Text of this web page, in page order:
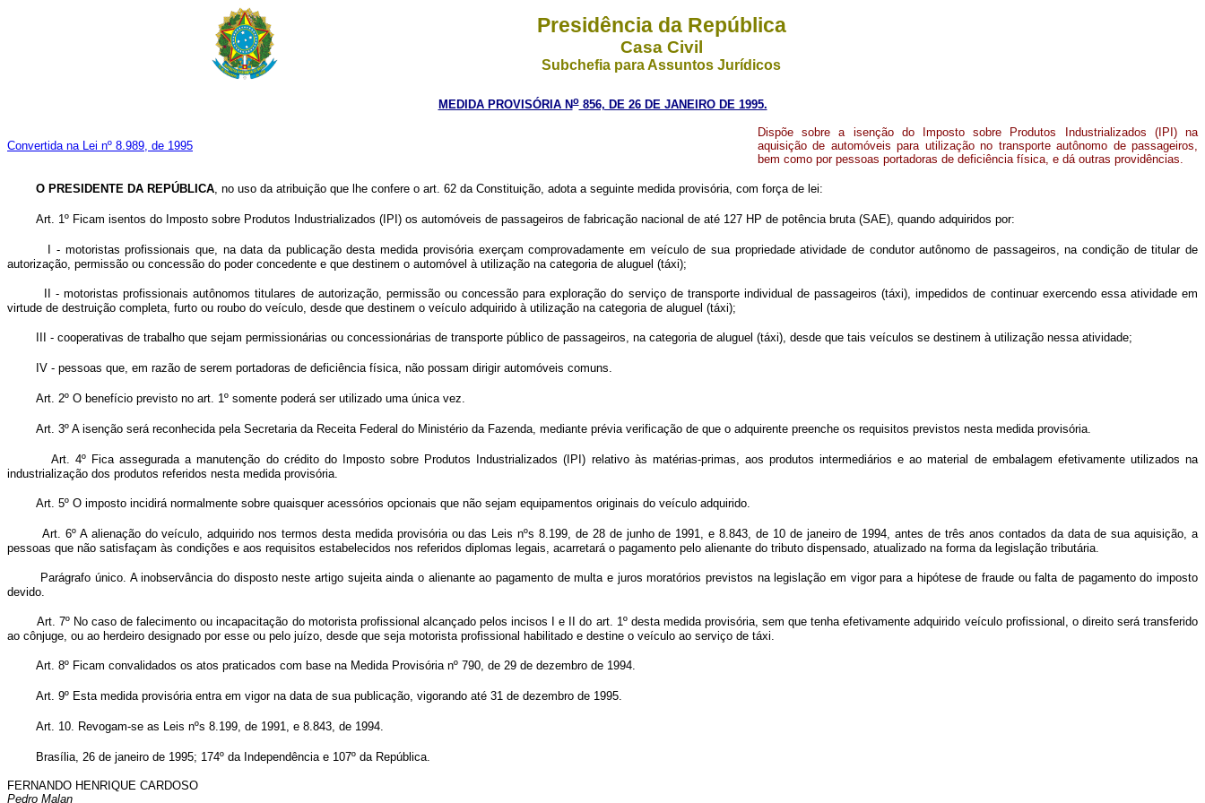
Presidência da República
Casa Civil
Subchefia para Assuntos Jurídicos
MEDIDA PROVISÓRIA No856, DE 26 DE JANEIRO DE 1995.
Convertida na Lei nº 8.989, de 1995
Dispõe sobre a isenção do Imposto sobre Produtos Industrializados (IPI) na
aquisição de automóveis para utilização no transporte autônomo de passageiros,
bem como por pessoas portadoras de deficiência física, e dá outras providências.
O PRESIDENTE DA REPÚBLICA, no uso da atribuição que lhe confere o art. 62 da Constituição, adota a seguinte medida provisória, com força de lei:
Art. 1º Ficam isentos do Imposto sobre Produtos Industrializados (IPI) os automóveis de passageiros de fabricação nacional de até 127 HP de potência bruta (SAE), quando adquiridos por:
I - motoristas profissionais que, na data da publicação desta medida provisória exerçam comprovadamente em veículo de sua propriedade atividade de condutor autônomo de passageiros, na condição de titular de
autorização, permissão ou concessão do poder concedente e que destinem o automóvel à utilização na categoria de aluguel (táxi);
II - motoristas profissionais autônomos titulares de autorização, permissão ou concessão para exploração do serviço de transporte individual de passageiros (táxi), impedidos de continuar exercendo essa atividade em
virtude de destruição completa, furto ou roubo do veículo, desde que destinem o veículo adquirido à utilização na categoria de aluguel (táxi);
III - cooperativas de trabalho que sejam permissionárias ou concessionárias de transporte público de passageiros, na categoria de aluguel (táxi), desde que tais veículos se destinem à utilização nessa atividade;
IV - pessoas que, em razão de serem portadoras de deficiência física, não possam dirigir automóveis comuns.
Art. 2º O benefício previsto no art. 1º somente poderá ser utilizado uma única vez.
Art. 3º A isenção será reconhecida pela Secretaria da Receita Federal do Ministério da Fazenda, mediante prévia verificação de que o adquirente preenche os requisitos previstos nesta medida provisória.
Art. 4º Fica assegurada a manutenção do crédito do Imposto sobre Produtos Industrializados (IPI) relativo às matérias-primas, aos produtos intermediários e ao material de embalagem efetivamente utilizados na
industrialização dos produtos referidos nesta medida provisória.
Art. 5º O imposto incidirá normalmente sobre quaisquer acessórios opcionais que não sejam equipamentos originais do veículo adquirido.
Art. 6º A alienação do veículo, adquirido nos termos desta medida provisória ou das Leis nºs 8.199, de 28 de junho de 1991, e 8.843, de 10 de janeiro de 1994, antes de três anos contados da data de sua aquisição, a
pessoas que não satisfaçam às condições e aos requisitos estabelecidos nos referidos diplomas legais, acarretará o pagamento pelo alienante do tributo dispensado, atualizado na forma da legislação tributária.
Parágrafo único. A inobservância do disposto neste artigo sujeita ainda o alienante ao pagamento de multa e juros moratórios previstos na legislação em vigor para a hipótese de fraude ou falta de pagamento do imposto
devido.
Art. 7º No caso de falecimento ou incapacitação do motorista profissional alcançado pelos incisos I e II do art. 1º desta medida provisória, sem que tenha efetivamente adquirido veículo profissional, o direito será transferido
ao cônjuge, ou ao herdeiro designado por esse ou pelo juízo, desde que seja motorista profissional habilitado e destine o veículo ao serviço de táxi.
Art. 8º Ficam convalidados os atos praticados com base na Medida Provisória nº 790, de 29 de dezembro de 1994.
Art. 9º Esta medida provisória entra em vigor na data de sua publicação, vigorando até 31 de dezembro de 1995.
Art. 10. Revogam-se as Leis nºs 8.199, de 1991, e 8.843, de 1994.
Brasília, 26 de janeiro de 1995; 174º da Independência e 107º da República.
FERNANDO HENRIQUE CARDOSO
Pedro Malan